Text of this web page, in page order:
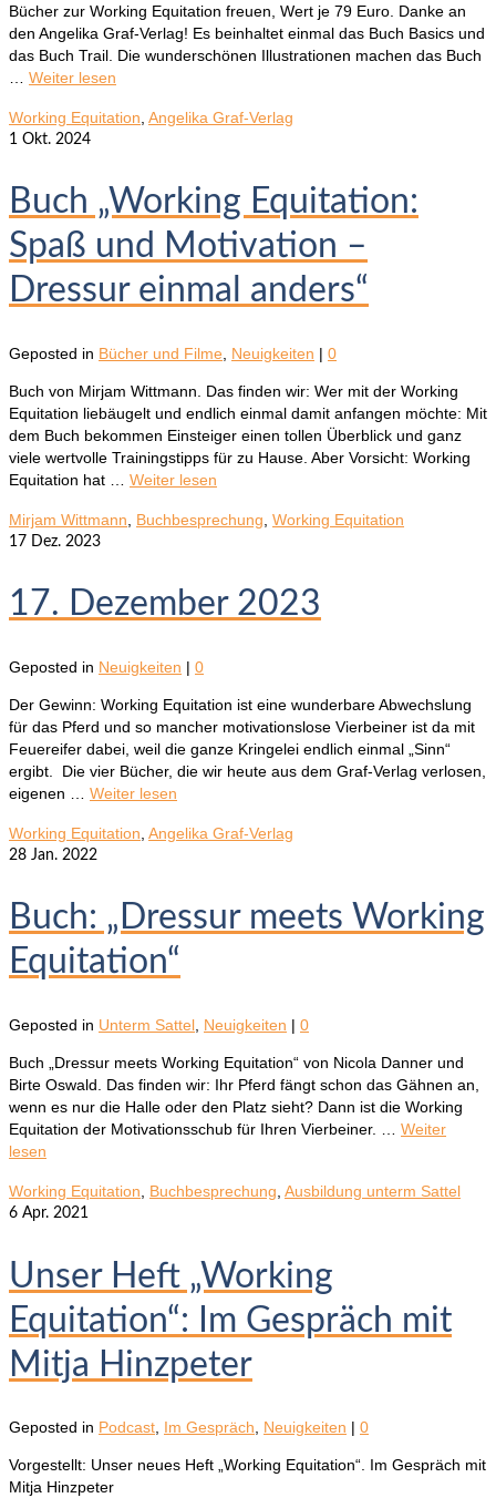
Bücher zur Working Equitation freuen, Wert je 79 Euro. Danke an
den Angelika Graf-Verlag! Es beinhaltet einmal das Buch Basics und
das Buch Trail. Die wunderschönen Illustrationen machen das Buch
Weiter lesen
Working Equitation Angelika Graf-Verlag
1 Okt. 2024
Buch „Working Equitation:
Spaß und Motivation –
Dressur einmal anders“
Geposted in Bücher und Filme Neuigkeiten | 0
Buch von Mirjam Wittmann. Das finden wir: Wer mit der Working
Equitation liebäugelt und endlich einmal damit anfangen möchte: Mit
dem Buch bekommen Einsteiger einen tollen Überblick und ganz
viele wertvolle Trainingstipps für zu Hause. Aber Vorsicht: Working
Equitation hat … Weiter lesen
Mirjam Wittmann Buchbesprechung Working Equitation
17 Dez. 2023
17. Dezember 2023
Geposted in Neuigkeiten | 0
Der Gewinn: Working Equitation ist eine wunderbare Abwechslung
für das Pferd und so mancher motivationslose Vierbeiner ist da mit
Feuereifer dabei, weil die ganze Kringelei endlich einmal „Sinn“
ergibt. Die vier Bücher, die wir heute aus dem Graf-Verlag verlosen,
eigenen … Weiter lesen
Working Equitation Angelika Graf-Verlag
28 Jan. 2022
Buch: „Dressur meets Working
Equitation“
Geposted in Unterm Sattel Neuigkeiten | 0
Buch „Dressur meets Working Equitation“ von Nicola Danner und
Birte Oswald. Das finden wir: Ihr Pferd fängt schon das Gähnen an,
wenn es nur die Halle oder den Platz sieht? Dann ist die Working
Equitation der Motivationsschub für Ihren Vierbeiner. … Weiter
lesen
Working Equitation Buchbesprechung Ausbildung unterm Sattel
6 Apr. 2021
Unser Heft „Working
Equitation“: Im Gespräch mit
Mitja Hinzpeter
Geposted in Podcast Im Gespräch Neuigkeiten | 0
Vorgestellt: Unser neues Heft „Working Equitation“. Im Gespräch mit
Mitja Hinzpeter